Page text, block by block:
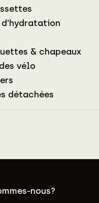
& chapeaux
vélo
détachées
nous?